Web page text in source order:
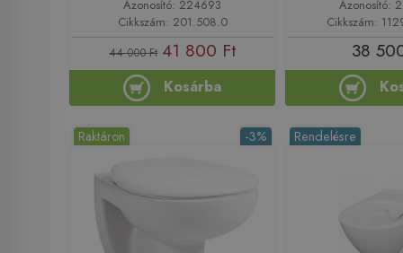
Azonosító: 224693
Cikkszám: 201.508.0
44 000 Ft 41 800 Ft
Kosárba
Azonosító:
Cikkszám:
38
-3%
Raktáron Rendelésre